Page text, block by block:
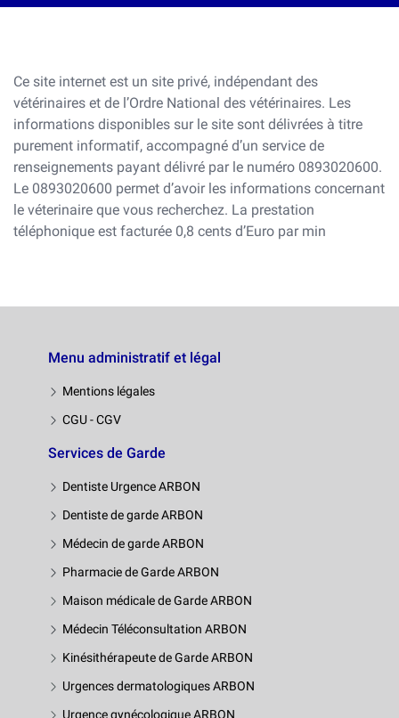
Ce site internet est un site privé, indépendant des
vétérinaires et de l’Ordre National des vétérinaires. Les
informations disponibles sur le site sont délivrées à titre
purement informatif, accompagné d’un service de
renseignements payant délivré par le numéro 0893020600.
Le 0893020600 permet d’avoir les informations concernant
le véterinaire que vous recherchez. La prestation
téléphonique est facturée 0,8 cents d’Euro par min
Menu administratif et légal
Mentions légales
CGU - CGV
Services de Garde
Dentiste Urgence ARBON
Dentiste de garde ARBON
Médecin de garde ARBON
Pharmacie de Garde ARBON
Maison médicale de Garde ARBON
Médecin Téléconsultation ARBON
Kinésithérapeute de Garde ARBON
Urgences dermatologiques ARBON
Urgence gynécologique ARBON